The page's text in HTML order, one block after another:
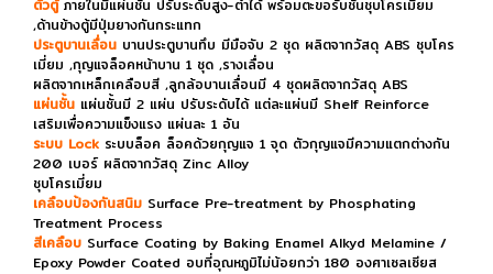
ตัวตู้ภายในมีแผ่นชั้น ปรับระดับสูง-ต่ำได้ พร้อมตะขอรับชั้นชุบโครเมี่ยม
,ด้านข้างตู้มีปุ่มยางกันกระแทก
ประตูบานเลื่อน บานประตูบานทึบ มีมือจับ 2 ชุด ผลิตจากวัสดุ ABS ชุบโคร
เมี่ยม ,กุญแจล็อคหน้าบาน 1 ชุด ,รางเลื่อน
ผลิตจากเหล็กเคลือบสี ,ลูกล้อบานเลื่อนมี 4 ชุดผลิตจากวัสดุ ABS
แผ่นชั้น แผ่นชั้นมี 2 แผ่น ปรับระดับได้ แต่ละแผ่นมี Shelf Reinforce
เสริมเพื่อความแข็งแรง แผ่นละ 1 อัน
ระบบ Lock ระบบล็อค ล็อคด้วยกุญแจ 1 จุด ตัวกุญแจมีความแตกต่างกัน
200 เบอร์ ผลิตจากวัสดุ Zinc Alloy
ชุบโครเมี่ยม
เคลือบป้องกันสนิม Surface Pre-treatment by Phosphating
Treatment Process
สีเคลือบ Surface Coating by Baking Enamel Alkyd Melamine /
Epoxy Powder Coated อบที่อุณหภูมิไม่น้อยกว่า 180 องศาเซลเซียส